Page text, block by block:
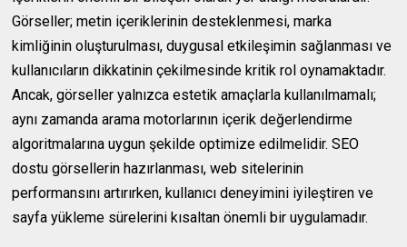
Görseller; metin içeriklerinin desteklenmesi, marka
kimliğinin oluşturulması, duygusal etkileşimin sağlanması ve
kullanıcıların dikkatinin çekilmesinde kritik rol oynamaktadır.
Ancak, görseller yalnızca estetik amaçlarla kullanılmamalı;
aynı zamanda arama motorlarının içerik değerlendirme
algoritmalarına uygun şekilde optimize edilmelidir. SEO
dostu görsellerin hazırlanması, web sitelerinin
performansını artırırken, kullanıcı deneyimini iyileştiren ve
sayfa yükleme sürelerini kısaltan önemli bir uygulamadır.